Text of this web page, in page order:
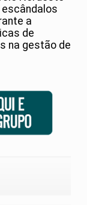
a
de
na gestão de